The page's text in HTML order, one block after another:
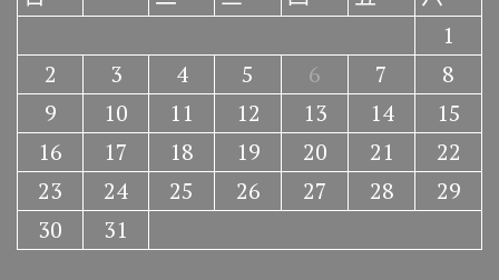
1
2
3 4 5 6 7
8
9
10 11 12 13 14
15
16
17 18 19 20 21
22
23
24 25 26 27 28
29
30
31